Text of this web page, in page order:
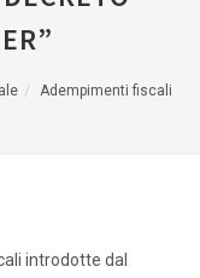
Adempimenti fiscali
introdotte dal